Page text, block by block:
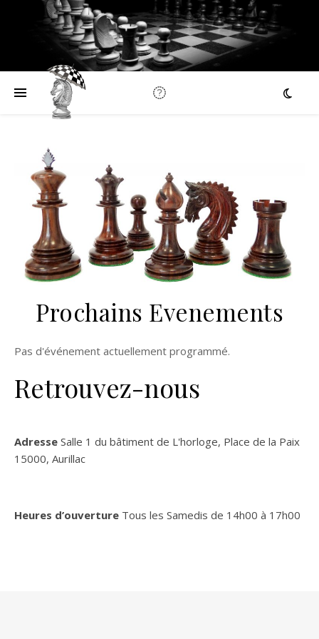
Prochains Evenements
Pas d'événement actuellement programmé.
Retrouvez-nous
Adresse Salle 1 du bâtiment de L'horloge, Place de la Paix
15000, Aurillac
Heures d’ouverture Tous les Samedis de 14h00 à 17h00